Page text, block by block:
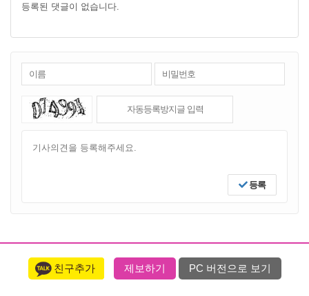
등록된 댓글이 없습니다.
등록
친구추가 제보하기 PC 버전으로 보기